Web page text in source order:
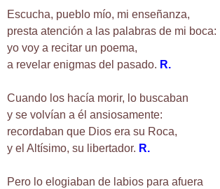
Escucha, pueblo mío, mi enseñanza,
presta atención a las palabras de mi boca:
yo voy a recitar un poema,
a revelar enigmas del pasado. R.
Cuando los hacía morir, lo buscaban
y se volvían a él ansiosamente:
recordaban que Dios era su Roca,
y el Altísimo, su libertador. R.
Pero lo elogiaban de labios para afuera